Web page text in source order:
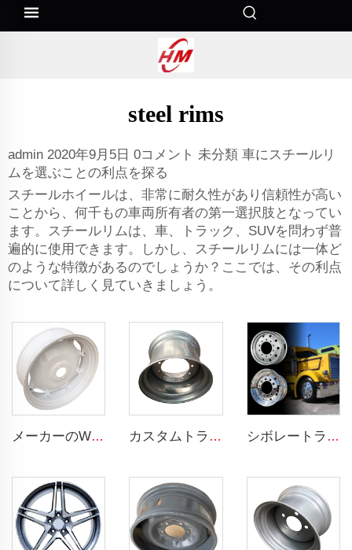
steel rims
admin 2020年9月5日 0コメント 未分類 車にスチールリ
ムを選ぶことの利点を探る
スチールホイールは、非常に耐久性があり信頼性が高い
ことから、何千もの車両所有者の第一選択肢となってい
ます。スチールリムは、車、トラック、SUVを問わず普
遍的に使用できます。しかし、スチールリムには一体ど
のような特徴があるのでしょうか？ここでは、その利点
について詳しく見ていきましょう。
メーカーのW12x38トラクターリム 農業用ホイール 13.6-38タイヤ 農業トラクター用 カスタムトラックリムホイール 14x22.5 チューブレスタイプリム 14*22.5 トラックタイヤ 445/45R22.5 シボレートラックリム 11r22.5 17.5 20インチ 24 22.5 4x4 ブラック＆クロームリム トラック用